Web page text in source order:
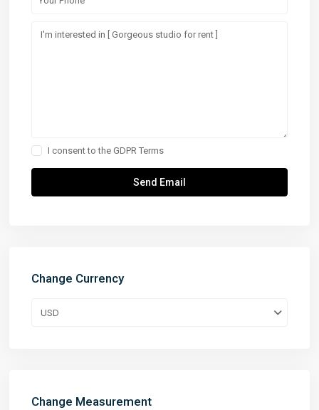
I consent to theGDPR Terms
Change Currency
USD
Change Measurement